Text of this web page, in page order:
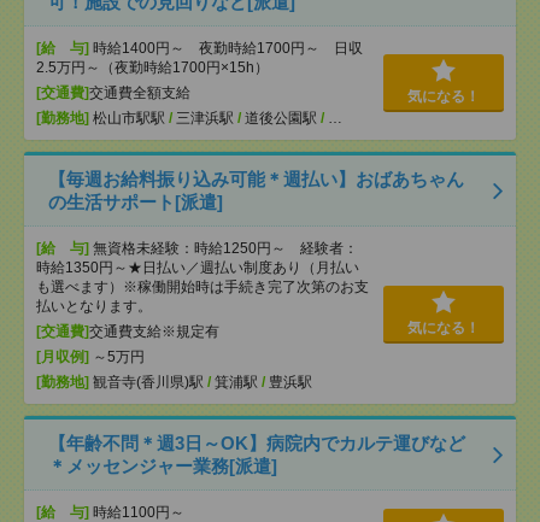
[給 与] 時給1400円～ 夜勤時給1700円～ 日収
2.5万円～（夜勤時給1700円×15h）
[交通費]交通費全額支給
[勤務地] 松山市駅駅 / 三津浜駅 / 道後公園駅 / …
気になる！
【毎週お給料振り込み可能＊週払い】おばあちゃん
の生活サポート[派遣]
[給 与] 無資格未経験：時給1250円～ 経験者：
時給1350円～★日払い／週払い制度あり（月払い
も選べます）※稼働開始時は手続き完了次第のお支
払いとなります。
[交通費]交通費支給※規定有
[月収例] ～5万円
[勤務地] 観音寺(香川県)駅 / 箕浦駅 / 豊浜駅
気になる！
【年齢不問＊週3日～OK】病院内でカルテ運びなど
＊メッセンジャー業務[派遣]
[給 与] 時給1100円～